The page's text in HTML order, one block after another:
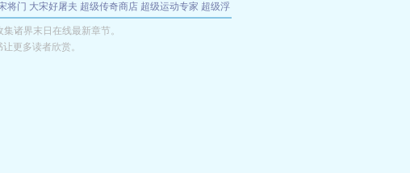
将门 大宋好屠夫 超级传奇商店 超级运动专家 超级浮
群 某美漫的特工 我夺舍了魔皇
诸界末日在线最新章节。
更多读者欣赏。